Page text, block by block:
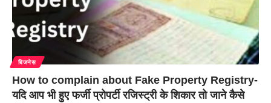
बिजनेस
How to complain about Fake Property Registry-
यदि आप भी हुए फर्जी प्रोपर्टी रजिस्ट्री के शिकार तो जाने कैसे